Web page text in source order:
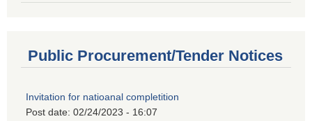
Public Procurement/Tender Notices
Invitation for natioanal completition
Post date: 02/24/2023 - 16:07